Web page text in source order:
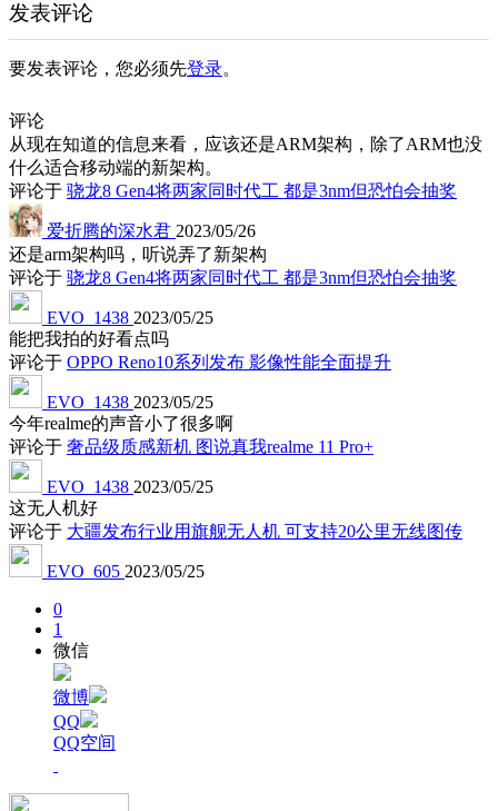
发表评论
要发表评论，您必须先登录。
评论
从现在知道的信息来看，应该还是ARM架构，除了ARM也没
什么适合移动端的新架构。
评论于 骁龙8 Gen4将两家同时代工 都是3nm但恐怕会抽奖
爱折腾的深水君 2023/05/26
还是arm架构吗，听说弄了新架构
评论于 骁龙8 Gen4将两家同时代工 都是3nm但恐怕会抽奖
EVO_1438 2023/05/25
能把我拍的好看点吗
评论于 OPPO Reno10系列发布 影像性能全面提升
EVO_1438 2023/05/25
今年realme的声音小了很多啊
评论于 奢品级质感新机 图说真我realme 11 Pro+
EVO_1438 2023/05/25
这无人机好
评论于 大疆发布行业用旗舰无人机 可支持20公里无线图传
EVO_605 2023/05/25
0
1
微信
微博
QQ
QQ空间